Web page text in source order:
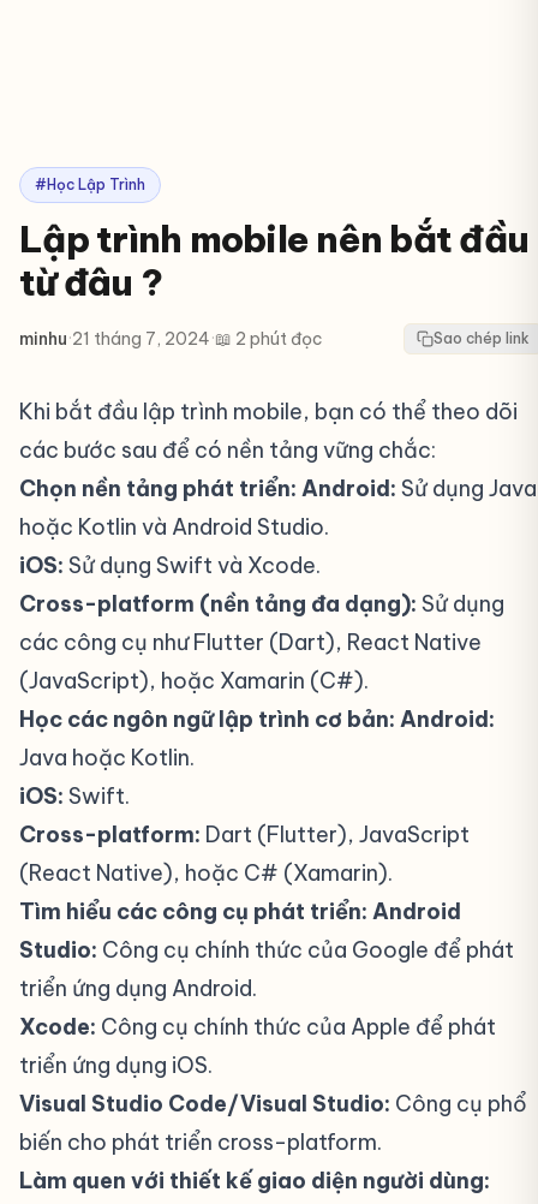
#Học Lập Trình
Lập trình mobile nên bắt đầu
từ đâu ?
minhu·21 tháng 7, 2024·📖 2 phút đọc Sao chép link
Khi bắt đầu lập trình mobile, bạn có thể theo dõi
các bước sau để có nền tảng vững chắc:
Chọn nền tảng phát triển: Android: Sử dụng Java
hoặc Kotlin và Android Studio.
iOS: Sử dụng Swift và Xcode.
Cross-platform (nền tảng đa dạng): Sử dụng
các công cụ như Flutter (Dart), React Native
(JavaScript), hoặc Xamarin (C#).
Học các ngôn ngữ lập trình cơ bản: Android:
Java hoặc Kotlin.
iOS: Swift.
Cross-platform: Dart (Flutter), JavaScript
(React Native), hoặc C# (Xamarin).
Tìm hiểu các công cụ phát triển: Android
Studio: Công cụ chính thức của Google để phát
triển ứng dụng Android.
Xcode: Công cụ chính thức của Apple để phát
triển ứng dụng iOS.
Visual Studio Code/Visual Studio: Công cụ phổ
biến cho phát triển cross-platform.
Làm quen với thiết kế giao diện người dùng: